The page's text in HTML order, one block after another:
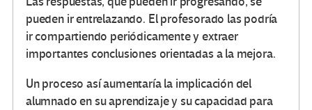
pueden ir entrelazando. El profesorado las podría
ir compartiendo periódicamente y extraer
importantes conclusiones orientadas a la mejora.
Un proceso así aumentaría la implicación del
alumnado en su aprendizaje y su capacidad para